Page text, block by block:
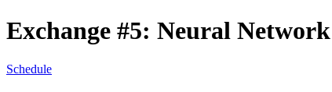
Exchange #5: Neural
Schedule